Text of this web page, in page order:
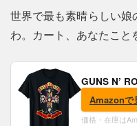
世界で最も素晴らしい娘
わ。カート、あなたこと
GUNS N’
Amazonで
価格・在庫は